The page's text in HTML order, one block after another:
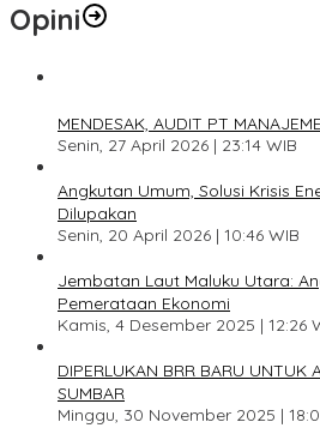
Opini
MENDESAK, AUDIT PT
Senin, 27 April 2026 | 23:14 WIB
Angkutan Umum, Solusi Krisis
Dilupakan
Senin, 20 April 2026 | 10:46 WIB
Jembatan Laut Maluku Utara:
Pemerataan Ekonomi
Kamis, 4 Desember 2025 | 12:26
DIPERLUKAN BRR BARU UNTUK
SUMBAR
Minggu, 30 November 2025 |